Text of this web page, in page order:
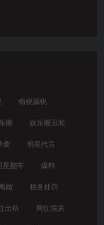
偷税漏税
圈 娱乐圈丑闻
袭 明星代言
星翻车 爆料
离婚 税务处罚
出轨 网红塌房